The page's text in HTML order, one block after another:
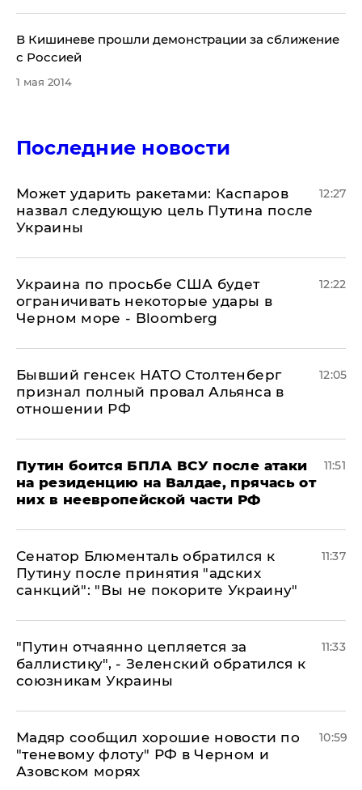
В Кишиневе прошли демонстрации за сближение
с Россией
1 мая 2014
Последние новости
Может ударить ракетами: Каспаров
назвал следующую цель Путина после
Украины
12:27
Украина по просьбе США будет
ограничивать некоторые удары в
Черном море - Bloomberg
12:22
Бывший генсек НАТО Столтенберг
признал полный провал Альянса в
отношении РФ
12:05
Путин боится БПЛА ВСУ после атаки
на резиденцию на Валдае, прячась от
них в неевропейской части РФ
11:51
Сенатор Блюменталь обратился к
Путину после принятия "адских
санкций": "Вы не покорите Украину"
11:37
"Путин отчаянно цепляется за
баллистику", - Зеленский обратился к
союзникам Украины
11:33
Мадяр сообщил хорошие новости по
"теневому флоту" РФ в Черном и
Азовском морях
10:59